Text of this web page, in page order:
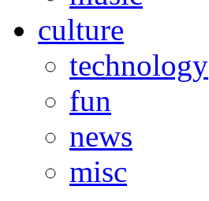
culture
technology
fun
news
misc